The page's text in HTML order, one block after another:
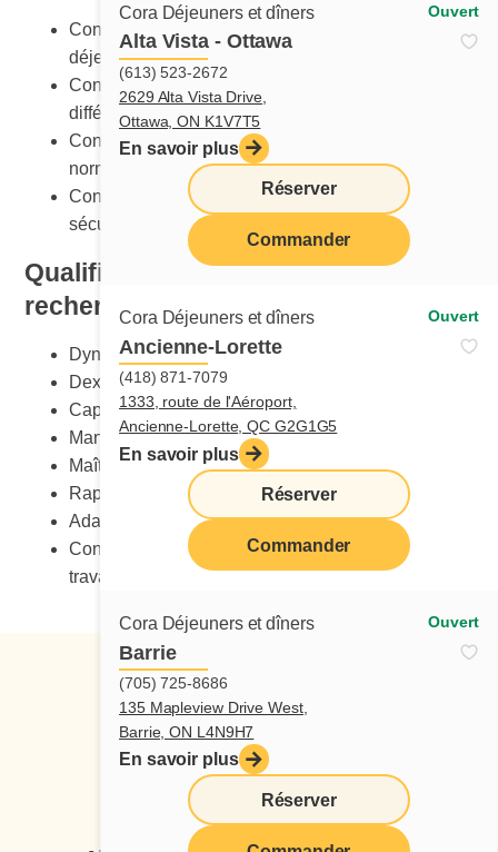
Cora Déjeuners et dîners Ouvert
Alta Vista - Ottawa
(613) 523-2672
2629 Alta Vista Drive,
Ottawa, ON K1V7T5
En savoir plus
Réserver
Commander
Cora Déjeuners et dîners Ouvert
Ancienne-Lorette
(418) 871-7079
1333, route de l'Aéroport,
Ancienne-Lorette, QC G2G1G5
En savoir plus
Réserver
Commander
Cora Déjeuners et dîners Ouvert
Barrie
(705) 725-8686
135 Mapleview Drive West,
Barrie, ON L4N9H7
En savoir plus
Réserver
Connaître les procédures de cuisson détaillées des
déjeuners et des dîners
Connaître la bonne méthode de préparation des
différentes recettes
Connaître les présentations des plats selon les
normes Cora
Connaître les équipements et leur utilisation
sécuritaire
Qualification et compétences
recherchées
Dynamisme
Dextérité manuelle
Capacité de charge
Maniement sécuritaire des couteaux
Maîtrise du stress
Rapidité
Adaptabilité au changement
Connaissance des normes de santé et sécurité au
travail
Suivez-nous